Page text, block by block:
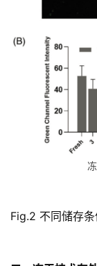
Fig.2 不同储存